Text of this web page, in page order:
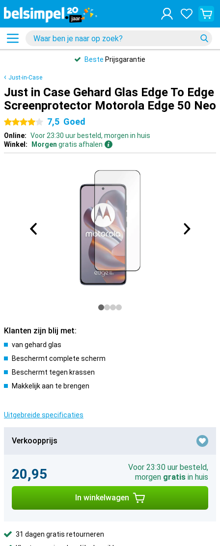
Beste Prijsgarantie
Just-in-Case
Just in Case Gehard Glas Edge To Edge
Screenprotector Motorola Edge 50 Neo
4 sterren7,5 Goed
Online: Voor 23:30 uur besteld, morgen in huis
Winkel:
Morgen gratis afhalen
Klanten zijn blij met:
van gehard glas
Beschermt complete scherm
Beschermt tegen krassen
Makkelijk aan te brengen
Uitgebreide specificaties
Verkoopprijs
20,95
Voor 23:30 uur besteld,
morgen gratis in huis
In winkelwagen
31 dagen gratis retourneren